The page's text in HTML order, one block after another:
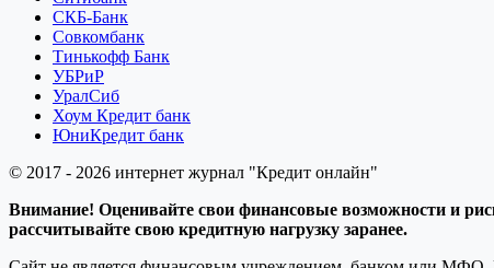
СКБ-Банк
Совкомбанк
Тинькофф Банк
УБРиР
УралСиб
Хоум Кредит банк
ЮниКредит банк
© 2017 - 2026 интернет журнал "Кредит онлайн"
Внимание! Оценивайте свои финансовые возможности и
рассчитывайте свою кредитную нагрузку заранее.